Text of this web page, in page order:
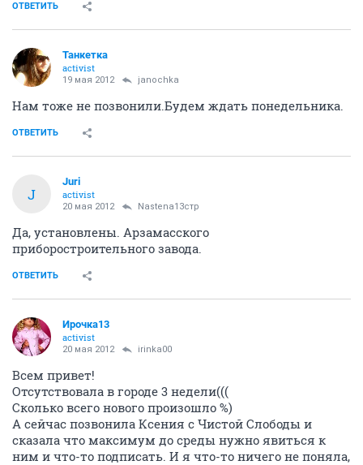
ОТВЕТИТЬ
Танкетка
activist
19 мая 2012 janochka
Нам тоже не позвонили.Будем ждать понедельника.
ОТВЕТИТЬ
J
Juri
activist
20 мая 2012 Nastena13стр
Да, установлены. Арзамасского
приборостроительного завода.
ОТВЕТИТЬ
Ирочка13
activist
20 мая 2012 irinka00
Всем привет!
Отсутствовала в городе 3 недели(((
Сколько всего нового произошло %)
А сейчас позвонила Ксения с Чистой Слободы и
сказала что максимум до среды нужно явиться к
ним и что-то подписать. И я что-то ничего не поняла,